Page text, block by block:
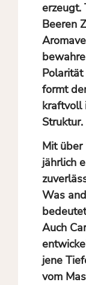
erzeugt.
Beeren
formt
kraftvoll
Struktur.
Mit über
jährlich
Was
Auch
jene
vom